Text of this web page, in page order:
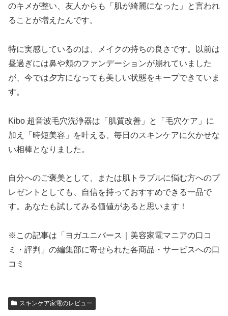
のキメが整い、友人からも「肌が綺麗になった」と言われ
ることが増えたんです。
特に実感しているのは、メイクの持ちの良さです。以前は
昼過ぎには鼻や頬のファンデーションが崩れていました
が、今では夕方になっても美しい状態をキープできていま
す。
Kibo 超音波毛穴洗浄器は「肌質改善」と「毛穴ケア」に
加え「時短美容」を叶える、毎日のスキンケアに欠かせな
い相棒となりました。
自分へのご褒美として、または肌トラブルに悩む方へのプ
レゼントとしても、自信を持っておすすめできる一品で
す。あなたも試してみる価値があると思います！
※この記事は「ヨガユニバース｜美容家電マニアの口コ
ミ・評判」の編集部に寄せられた各商品・サービスへの口
コミ
スキンケア家電のレビュー